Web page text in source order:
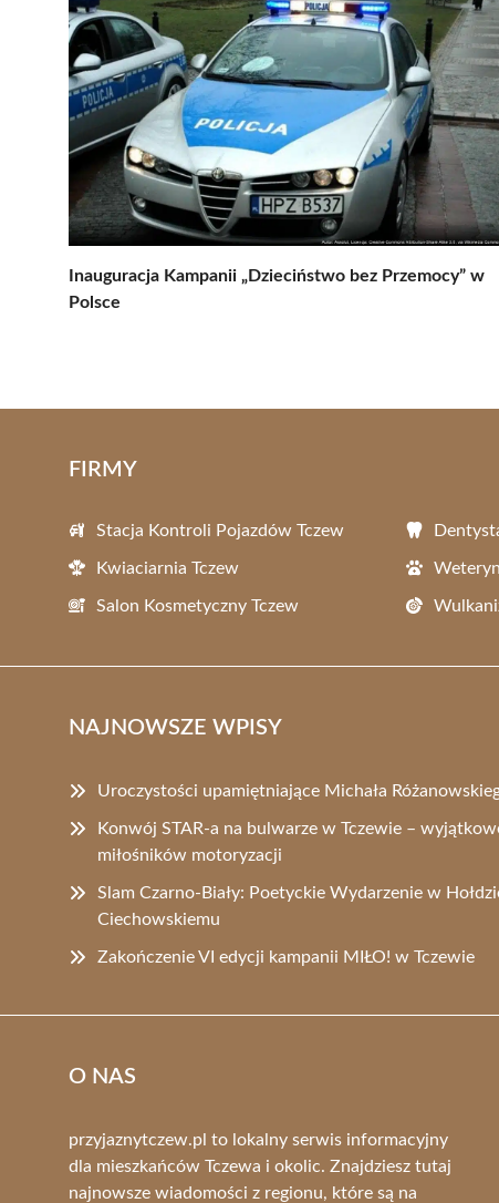
Inauguracja Kampanii „Dzieciństwo bez Przemocy” w
Polsce
FIRMY
Stacja Kontroli Pojazdów Tczew
Kwiaciarnia Tczew
Salon Kosmetyczny Tczew
NAJNOWSZE WPISY
Uroczystości upamiętniające Michała
Konwój STAR-a na bulwarze w Tczewie –
miłośników motoryzacji
Slam Czarno-Biały: Poetyckie Wydarzenie w
Ciechowskiemu
Zakończenie VI edycji kampanii MIŁO! w Tczewie
O NAS
przyjaznytczew.pl to lokalny serwis informacyjny
dla mieszkańców Tczewa i okolic. Znajdziesz tutaj
najnowsze wiadomości z regionu, które są na